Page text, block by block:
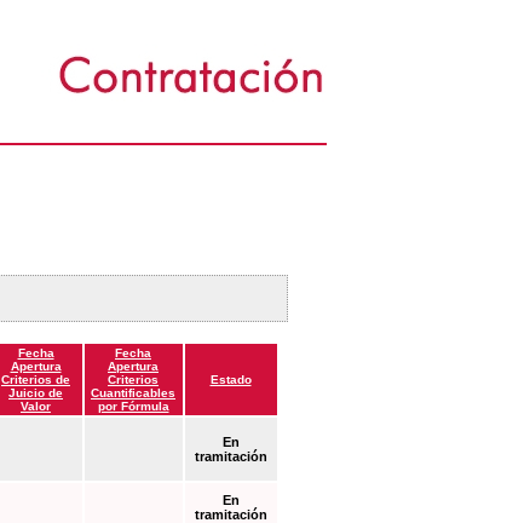
Fecha
Apertura
Criterios de
Juicio de
Valor
Fecha
Apertura
Criterios
Cuantificables
por Fórmula
Estado
En
tramitación
En
tramitación